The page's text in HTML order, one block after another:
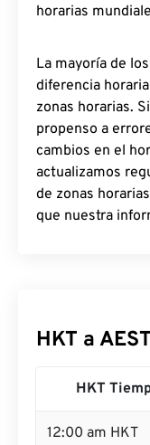
horarias
La mayoría de
diferencia
zonas horarias.
propenso a
cambios en el
actualizamos
de zonas
que nuestra
HKT a
HKT
12:00 am HKT